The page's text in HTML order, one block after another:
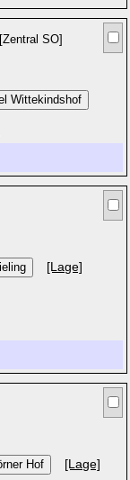
[Zentral SO]
[Lage]
[Lage]